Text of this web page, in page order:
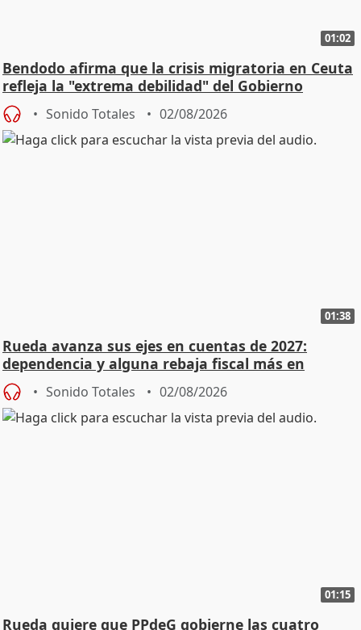
01:02
Bendodo afirma que la crisis migratoria en Ceuta
refleja la "extrema debilidad" del Gobierno
Sonido Totales 02/08/2026
01:38
Rueda avanza sus ejes en cuentas de 2027:
dependencia y alguna rebaja fiscal más en
vivienda
Sonido Totales 02/08/2026
01:15
Rueda quiere que PPdeG gobierne las cuatro